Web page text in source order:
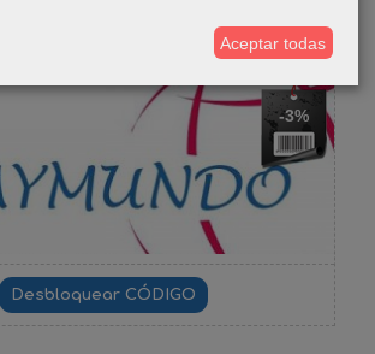
-3%
Aceptar todas